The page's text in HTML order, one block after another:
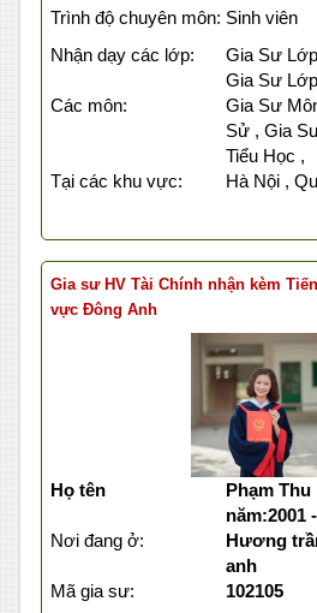
Trình độ chuyên môn: Sinh viên
Nhận dạy các lớp:
Gia Sư
Gia Sư
Các môn:
Gia Sư
Sử , Gia
Tiểu Học ,
Tại các khu vực:
Hà Nội ,
Gia sư HV Tài Chính nhận kèm
vực Đông Anh
Họ tên
Phạm
năm:2001
Nơi đang ở:
Hương
anh
Mã gia sư:
102105